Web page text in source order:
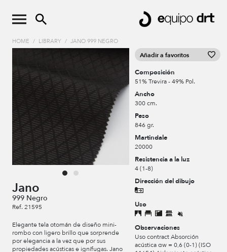
HOME / LIBRARY / JANO 999 NEGRO
Jano
999 Negro
Ref. 21595
Elegante tela otomán de diseño mini-
rombo con ligero brillo que sorprende
por elegancia a la vez que por sus
propiedades acústicas e ignífugas. Jano
Añadir a favoritos
Composición
51% Trevira - 49% Pol.
Ancho
300 cm.
Peso
846 gr.
Martindale
20000
Resistencia a la luz
4 (1-8)
Dirección del dibujo
Uso
Observaciones
Uso contract Absorción
acústica αw = 0,6 (0-1) (ISO